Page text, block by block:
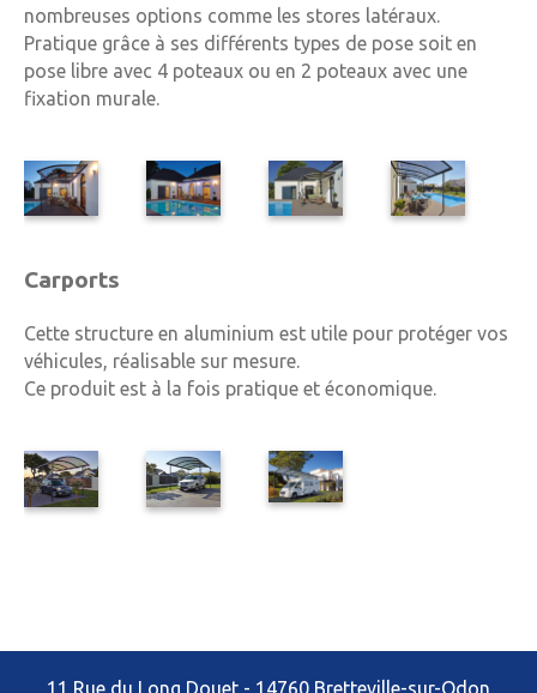
nombreuses options comme les stores latéraux.
Pratique grâce à ses différents types de pose soit en
pose libre avec 4 poteaux ou en 2 poteaux avec une
fixation murale.
Carports
Cette structure en aluminium est utile pour protéger vos
véhicules, réalisable sur mesure.
Ce produit est à la fois pratique et économique.
11 Rue du Long Douet - 14760 Bretteville-sur-Odon